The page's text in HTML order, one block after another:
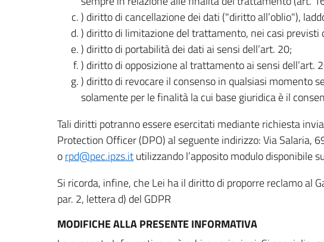
) diritto di cancellazione dei dati ("diritto all’oblio"),
) diritto di limitazione del trattamento, nei casi previsti
) diritto di portabilità dei dati ai sensi dell’art. 20;
) diritto di opposizione al trattamento ai sensi dell’art.
) diritto di revocare il consenso in qualsiasi momento
solamente per le finalità la cui base giuridica è il
Tali diritti potranno essere esercitati mediante richiesta
Protection Officer (DPO) al seguente indirizzo: Via
orpd@pec.ipzs.itutilizzando l’apposito modulo disponibile
Si ricorda, infine, che Lei ha il diritto di proporre reclamo al
par. 2, lettera d) del GDPR
MODIFICHE ALLA PRESENTE INFORMATIVA